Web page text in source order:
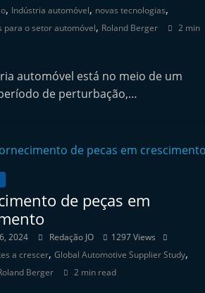
, Indústria automóvel, novas tecnologias,
para o setor automóvel, Roland Berger
2 min
automóvel está no meio de um
de perturbação,…
de peças em
2024 Redação JO
1297 Views
a crescer, Global Automotive Supplier Study,
Berger 2 min read